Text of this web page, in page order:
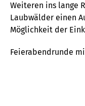
Weiteren ins lange
Laubwälder einen
Möglichkeit der
Feierabendrunde